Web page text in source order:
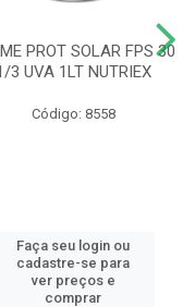
PROT SOLAR FPS 30
3 UVA 1LT NUTRIEX
Código: 8558
Faça seu login ou
cadastre-se para
ver preços e
comprar